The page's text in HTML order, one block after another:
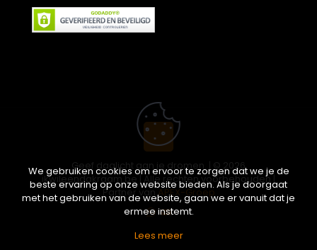
Geef daglicht aan je dromen. | © 2026
ikwileendakraam.be | Alle rechten voorbehouden |
Partner vanAPEX-Groep
We gebruiken cookies om ervoor te zorgen dat we je de
beste ervaring op onze website bieden. Als je doorgaat
met het gebruiken van de website, gaan we er vanuit dat je
ermee instemt.
Lees meer